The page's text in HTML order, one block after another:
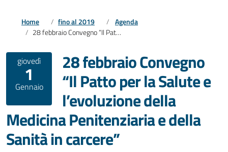
Home fino al 2019
Agenda
28 febbraio Convegno “Il Patto per la Salute e l’evoluzione della Medicina Penitenziaria e della Sanità in carcere”
giovedì
1
Gennaio
28 febbraio Convegno
“Il Patto per la Salute e
l’evoluzione della
Medicina Penitenziaria e della
Sanità in carcere”